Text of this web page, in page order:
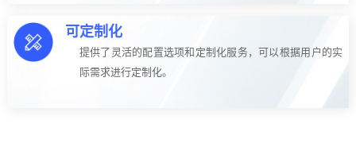
可定制化
提供了灵活的配置选项和定制化服务，可以根据用户的实
际需求进行定制化。